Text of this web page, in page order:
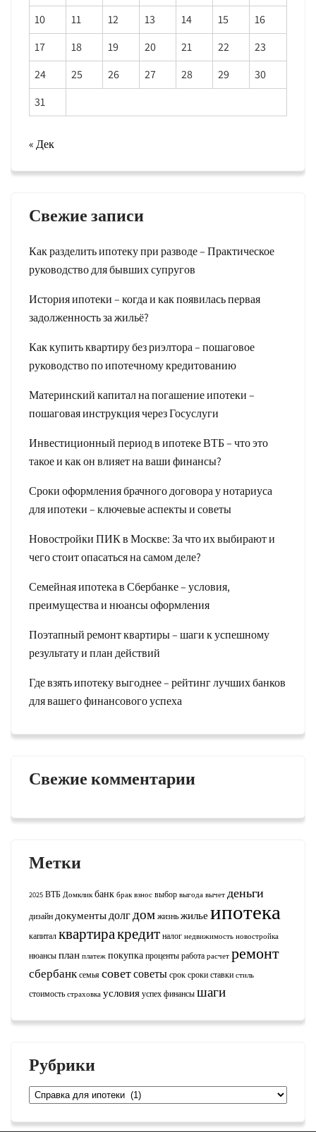
10
11 12 13 14 15
16
17
18 19 20 21 22
23
24
25 26 27 28 29
30
31
« Дек
Свежие записи
Как разделить ипотеку при разводе – Практическое
руководство для бывших супругов
История ипотеки – когда и как появилась первая
задолженность за жильё?
Как купить квартиру без риэлтора – пошаговое
руководство по ипотечному кредитованию
Материнский капитал на погашение ипотеки –
пошаговая инструкция через Госуслуги
Инвестиционный период в ипотеке ВТБ – что это
такое и как он влияет на ваши финансы?
Сроки оформления брачного договора у нотариуса
для ипотеки – ключевые аспекты и советы
Новостройки ПИК в Москве: За что их выбирают и
чего стоит опасаться на самом деле?
Семейная ипотека в Сбербанке – условия,
преимущества и нюансы оформления
Поэтапный ремонт квартиры – шаги к успешному
результату и план действий
Где взять ипотеку выгоднее – рейтинг лучших банков
для вашего финансового успеха
Свежие комментарии
Метки
2025 ВТБ Домклик банк брак взнос выбор выгода вычет деньги
дизайндокументыдолгдомжизньжилье ипотека
капиталквартиракредитналог недвижимость новостройка
нюансыплан платеж покупкапроцентыработа расчет ремонт
сбербанксемьясоветсоветысроксрокиставки стиль
стоимость страховка условияуспехфинансышаги
Рубрики
Рубрики